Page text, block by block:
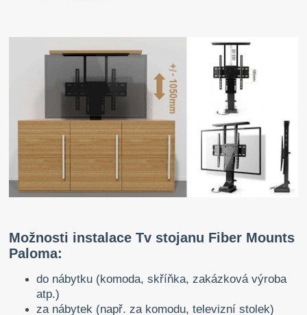
Možnosti instalace Tv stojanu Fiber Mounts
Paloma:
do nábytku (komoda, skříňka, zakázková výroba
atp.)
za nábytek (např. za komodu, televizní stolek)